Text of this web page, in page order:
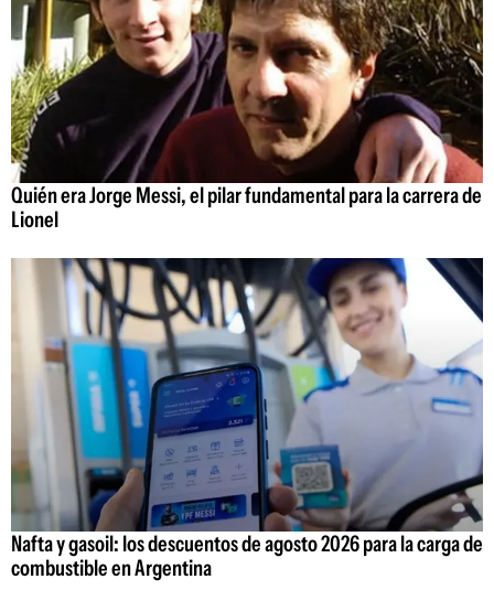
Quién era Jorge Messi, el pilar fundamental para la carrera de
Lionel
Nafta y gasoil: los descuentos de agosto 2026 para la carga de
combustible en Argentina